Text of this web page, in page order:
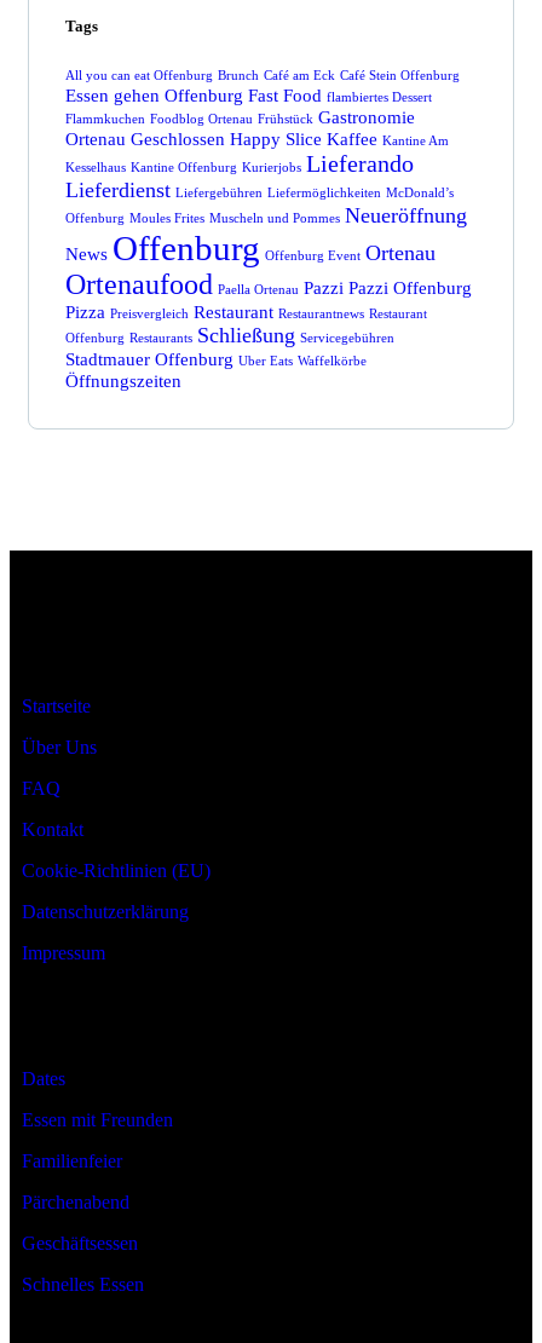
Tags
All you can eat Offenburg Brunch Café am Eck Café Stein Offenburg
Essen gehen Offenburg Fast Food flambiertes Dessert
Flammkuchen Foodblog Ortenau Frühstück Gastronomie
Ortenau Geschlossen Happy Slice Kaffee Kantine Am
Kesselhaus Kantine Offenburg Kurierjobs Lieferando
Lieferdienst Liefergebühren Liefermöglichkeiten McDonald’s
Offenburg Moules Frites Muscheln und Pommes Neueröffnung
News Offenburg Offenburg Event Ortenau
Ortenaufood Paella Ortenau Pazzi Pazzi Offenburg
Pizza Preisvergleich Restaurant Restaurantnews Restaurant
Offenburg Restaurants Schließung Servicegebühren
Stadtmauer Offenburg Uber Eats Waffelkörbe
Öffnungszeiten
Startseite
Über Uns
FAQ
Kontakt
Cookie-Richtlinien (EU)
Datenschutzerklärung
Impressum
Dates
Essen mit Freunden
Familienfeier
Pärchenabend
Geschäftsessen
Schnelles Essen